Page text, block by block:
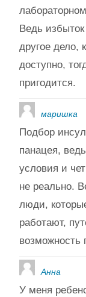
Ведь
другое дело,
доступно,
пригодится.
маришка
Подбор
панацея,
условия и
не реально.
люди,
работают,
возможность
Анна
У меня